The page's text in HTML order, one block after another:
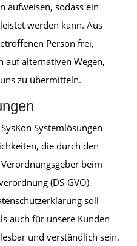
aufweisen, sodass ein
werden kann. Aus
Person frei,
auf alternativen Wegen,
zu übermitteln.
Systemlösungen
die durch den
beim
(DS-GVO)
soll
auch für unsere Kunden
und verständlich sein.